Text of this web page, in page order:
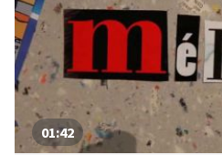
01:42